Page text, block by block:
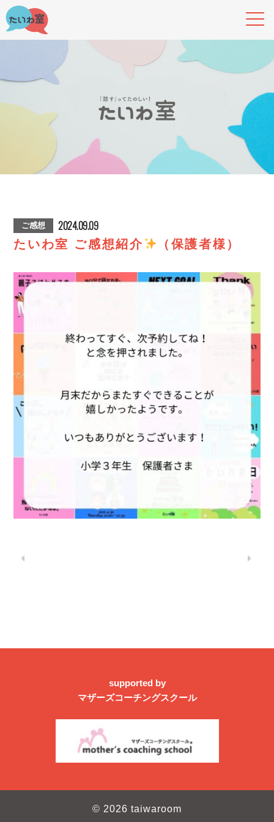
ご感想 2024.09.09
たいわ室 ご感想紹介 （保護者様）
supported by
マザーズコーチングスクール
© 2026 taiwaroom